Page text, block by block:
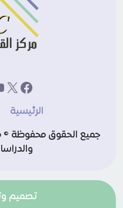
الرئيسية
جميع الحقوق محفوظة ©
تصميم